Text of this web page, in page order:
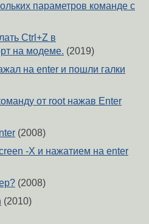
параметров команде с
Ctrl+Z в
на модеме. (2019)
на enter и пошли галки
от root нажав Enter
(2008)
-X и нажатием на enter
(2008)
(2010)